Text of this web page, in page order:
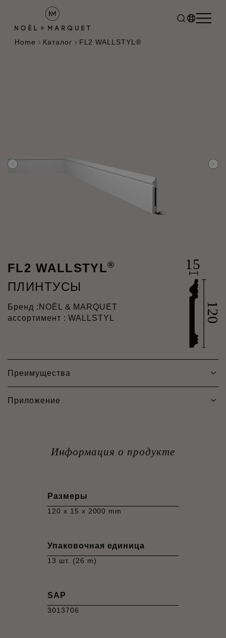
Home Каталог FL2 WALLSTYL®
FL2 WALLSTYL®
ПЛИНТУСЫ
Бренд : NOËL & MARQUET
ассортимент : WALLSTYL
Преимущества
Приложение
Информация о продукте
Размеры
120 x 15 x 2000 mm
Упаковочная единица
13 шт. (26 m)
SAP
3013706